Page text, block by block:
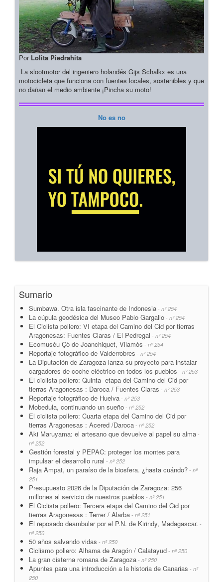
Por Lolita Piedrahita
La slootmotor del ingeniero holandés Gijs Schalkx es una
motocicleta que funciona con fuentes locales, sostenibles y que
no dañan el medio ambiente ¡Pincha su moto!
No es no
Sumario
Sumbawa. Otra isla fascinante de Indonesia - nº 254
La cúpula geodésica del Museo Pablo Gargallo - nº 254
El Ciclista pollero: VI etapa del Camino del Cid por tierras
Aragonesas: Fuentes Claras / El Pedregal - nº 254
Ecomusèu Çò de Joanchiquet, Vilamòs - nº 254
Reportaje fotográfico de Valderrobres - nº 254
La Diputación de Zaragoza lanza su proyecto para instalar
cargadores de coche eléctrico en todos los pueblos - nº 253
El ciclista pollero: Quinta etapa del Camino del Cid por
tierras Aragonesas : Daroca / Fuentes Claras - nº 253
Reportaje fotográfico de Huelva - nº 253
Mobedula, continuando un sueño - nº 252
El ciclista pollero: Cuarta etapa del Camino del Cid por
tierras Aragonesas : Acered /Daroca - nº 252
Aki Maruyama: el artesano que devuelve al papel su alma -
nº 252
Gestión forestal y PEPAC: proteger los montes para
impulsar el desarrollo rural - nº 252
Raja Ampat, un paraíso de la biosfera. ¿hasta cuándo? - nº
251
Presupuesto 2026 de la Diputación de Zaragoza: 256
millones al servicio de nuestros pueblos - nº 251
El Ciclista pollero: Tercera etapa del Camino del Cid por
tierras Aragonesas : Terrer / Alarba - nº 251
El reposado deambular por el P.N. de Kirindy, Madagascar. -
nº 250
50 años salvando vidas - nº 250
Ciclismo pollero: Alhama de Aragón / Calatayud - nº 250
La gran cisterna romana de Zaragoza - nº 250
Apuntes para una introducción a la historia de Canarias - nº
250